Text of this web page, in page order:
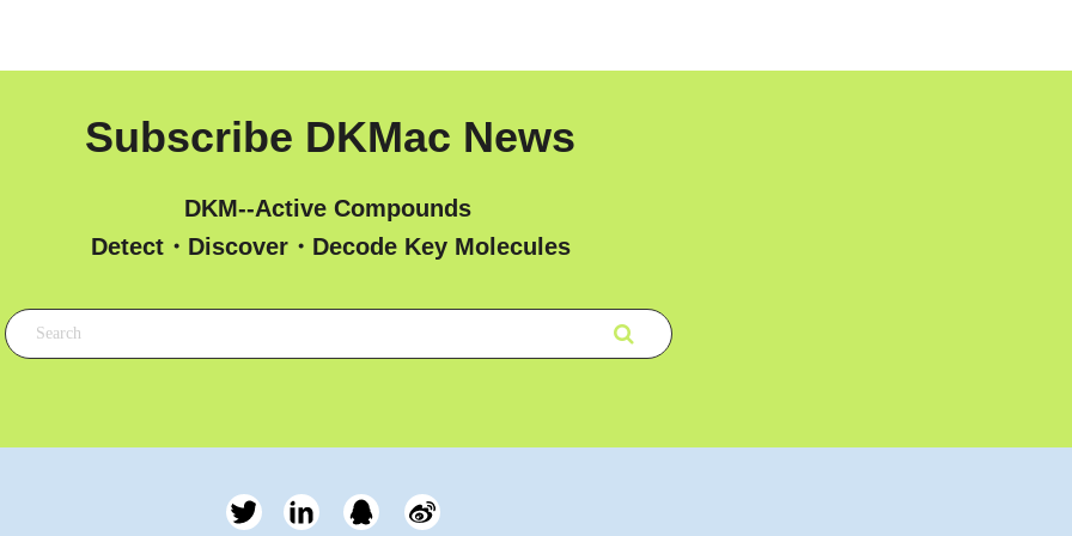
Subscribe DKMac News
DKM--Active Compounds
Detect・Discover・Decode Key Molecules